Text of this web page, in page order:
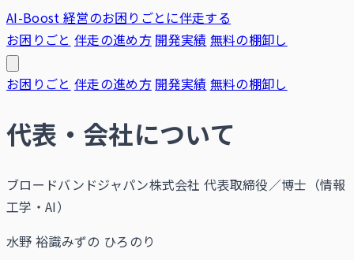
AI-Boost 経営のお困りごとに伴走する
お困りごと 伴走の進め方 開発実績 無料の棚卸し
お困りごと 伴走の進め方 開発実績 無料の棚卸し
代表・会社について
ブロードバンドジャパン株式会社 代表取締役／博士（情報
工学・AI）
水野 裕識みずの ひろのり